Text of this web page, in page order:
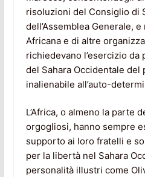
risoluzioni del Consiglio di
dell’Assemblea Generale,
Africana e di altre
richiedevano l’esercizio
del Sahara Occidentale
inalienabile all’auto-
L’Africa, o almeno la parte
orgogliosi, hanno sempre
supporto ai loro fratelli e
per la libertà nel Sahara
personalità illustri come